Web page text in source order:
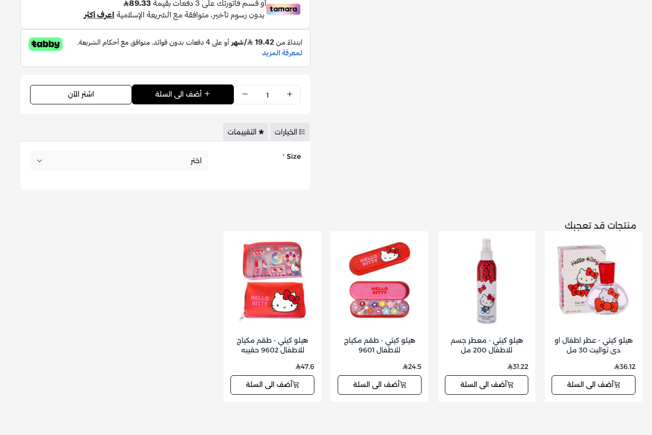
النوتات العالية : الليمون الإيطالي، العرعر، الهيل، البرتقال الأحمر.
النوتات المتوسطة :
النوتات القاعدة :خشب الأرز، نجيل الهند، الباتشولي، زيت سيبريول.
اشتر الآن
الخيارات التقييمات
Size
*
منتجات قد تعجبك
هيلو كيتي - عطر اطفال او
دي تواليت 30 مل
36.12
أضف الى السلة
هيلو كيتي - معطر جسم
للاطفال 200 مل
31.22
أضف الى السلة
هيلو كيتي - طقم مكياج
للاطفال 9601
24.5
أضف الى السلة
هيلو كيتي - طقم مكياج
للاطفال 9602 حقيبه
47.6
أضف الى السلة